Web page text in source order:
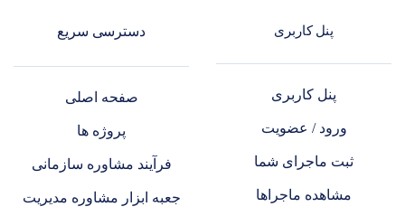
پنل کاربری
پنل کاربری
ورود / عضویت
ثبت ماجرای شما
مشاهده ماجراها
دسترسی سریع
صفحه اصلی
پروژه ها
فرآیند مشاوره سازمانی
جعبه ابزار مشاوره مدیریت